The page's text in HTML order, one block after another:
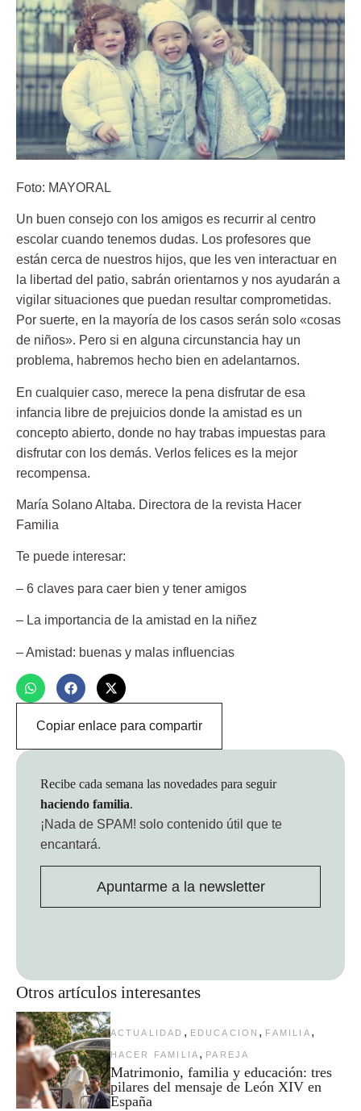
Foto: MAYORAL
Un buen consejo con los amigos es recurrir al centro
escolar cuando tenemos dudas. Los profesores que
están cerca de nuestros hijos, que les ven interactuar en
la libertad del patio, sabrán orientarnos y nos ayudarán a
vigilar situaciones que puedan resultar comprometidas.
Por suerte, en la mayoría de los casos serán solo «cosas
de niños». Pero si en alguna circunstancia hay un
problema, habremos hecho bien en adelantarnos.
En cualquier caso, merece la pena disfrutar de esa
infancia libre de prejuicios donde la amistad es un
concepto abierto, donde no hay trabas impuestas para
disfrutar con los demás. Verlos felices es la mejor
recompensa.
María Solano Altaba. Directora de la revista Hacer
Familia
Te puede interesar:
– 6 claves para caer bien y tener amigos
– La importancia de la amistad en la niñez
– Amistad: buenas y malas influencias
Copiar enlace para compartir
Otros artículos interesantes
ACTUALIDAD , EDUCACION , FAMILIA ,
HACER FAMILIA , PAREJA
Matrimonio, familia y educación: tres
pilares del mensaje de León XIV en
España
Recibe cada semana las novedades para seguir
haciendo familia.
¡Nada de SPAM! solo contenido útil que te
encantará.
Apuntarme a la newsletter